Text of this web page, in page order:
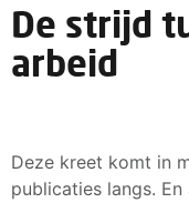
De strijd
arbeid
Deze kreet komt in
publicaties langs.